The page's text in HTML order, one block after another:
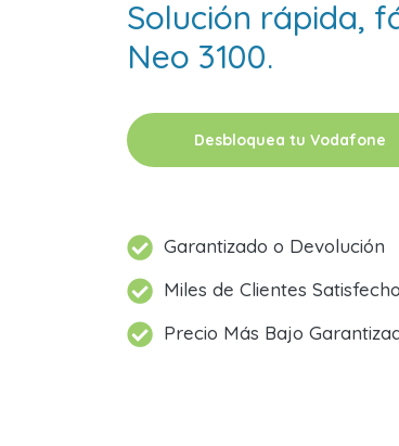
Solución rápida,
Neo 3100.
Desbloquea tu Vodafone
Garantizado o Devolución
Miles de Clientes
Precio Más Bajo